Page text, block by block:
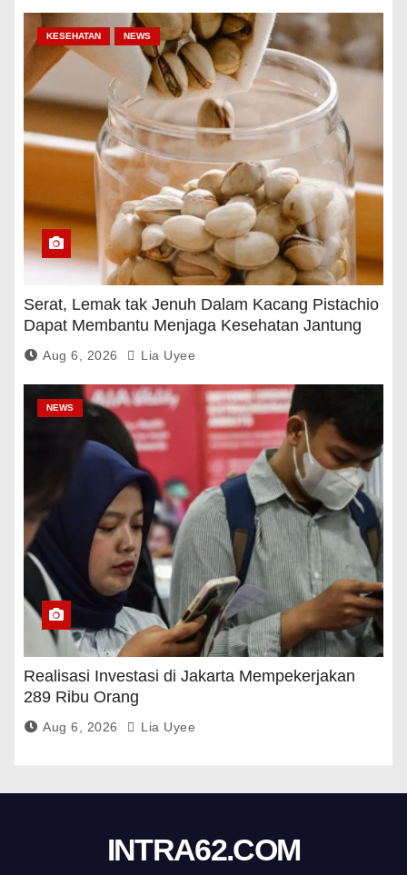
KESEHATAN NEWS
Serat, Lemak tak Jenuh Dalam Kacang Pistachio
Dapat Membantu Menjaga Kesehatan Jantung
Dan Gula Darah
Aug 6, 2026 Lia Uyee
NEWS
Realisasi Investasi di Jakarta Mempekerjakan
289 Ribu Orang
Aug 6, 2026 Lia Uyee
INTRA62.COM